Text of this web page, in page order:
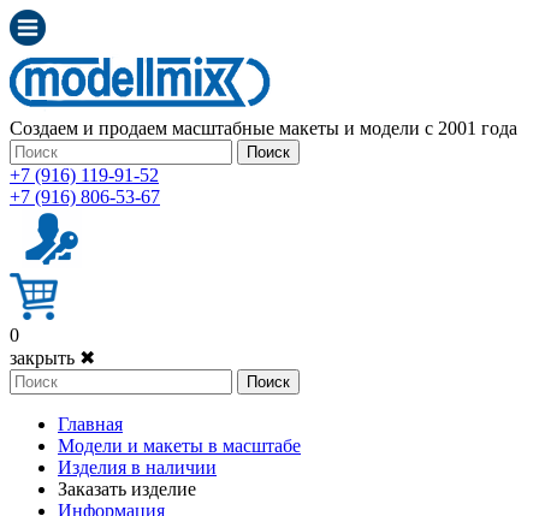
Создаем и продаем масштабные макеты и модели с 2001 года
Поиск
+7 (916) 119-91-52
+7 (916) 806-53-67
0
закрыть ✖
Поиск
Главная
Модели и макеты в масштабе
Изделия в наличии
Заказать изделие
Информация